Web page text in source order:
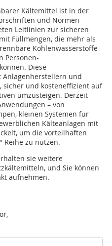
Kältemittel ist in der
und Normen
Leitlinien zur sicheren
Füllmengen, die mehr als
Kohlenwasserstoffe
Personen-
Diese
und
sicher und kosteneffizient auf
umzusteigen. Derzeit
– von
kleinen Systemen für
Kälteanlagen mit
um die vorteilhaften
Reihe zu nutzen.
sie weitere
und Sie können
aufnehmen.